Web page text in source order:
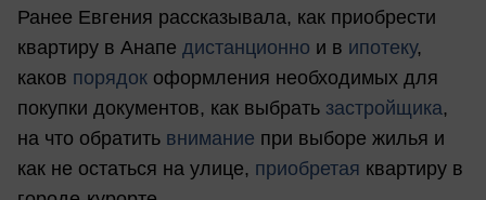
Ранее Евгения рассказывала, как приобрести
квартиру в Анапе дистанционно и в ипотеку,
каков порядок оформления необходимых для
покупки документов, как выбрать застройщика,
на что обратить внимание при выборе жилья и
как не остаться на улице, приобретая квартиру в